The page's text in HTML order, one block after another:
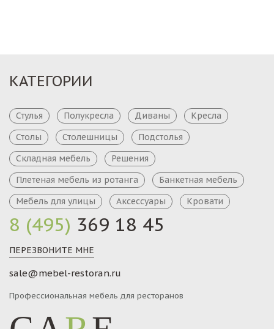
8 (495) 369 18 45
ПЕРЕЗВОНИТЕ МНЕ
sale@mebel-restoran.ru
Профессиональная мебель для ресторанов
КАТЕГОРИИ
Стулья Полукресла Диваны
Кресла
Столы
Столешницы
Подстолья
Складная мебель
Решения
Плетеная мебель из ротанга
Банкетная мебель
Мебель для улицы
Аксессуары Кровати